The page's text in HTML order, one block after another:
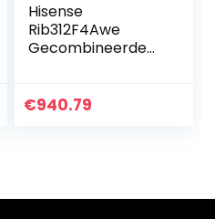
Hisense
Rib312F4Awe
Gecombineerde
vorsttechnologie,
temperatuurregeli
€940.79